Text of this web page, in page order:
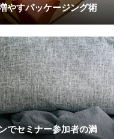
やすパッケージング術
でセミナー参加者の満